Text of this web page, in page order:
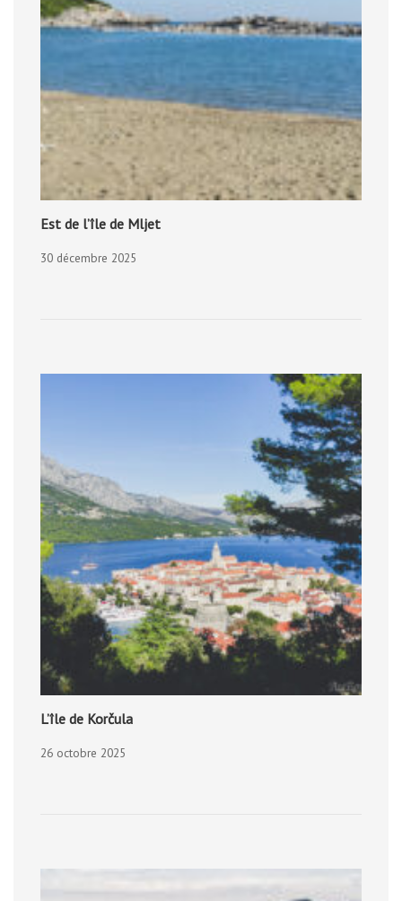
Est de l’île de Mljet
30 décembre 2025
L’île de Korčula
26 octobre 2025